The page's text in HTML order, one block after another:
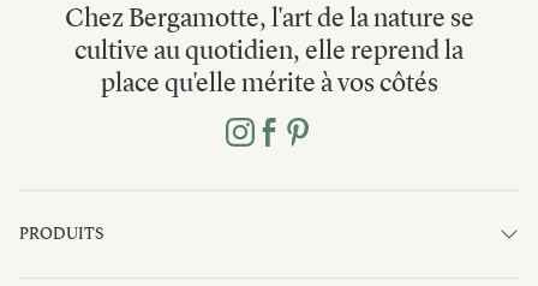
Chez Bergamotte, l'art de la nature se
cultive au quotidien, elle reprend la
place qu'elle mérite à vos côtés
PRODUITS